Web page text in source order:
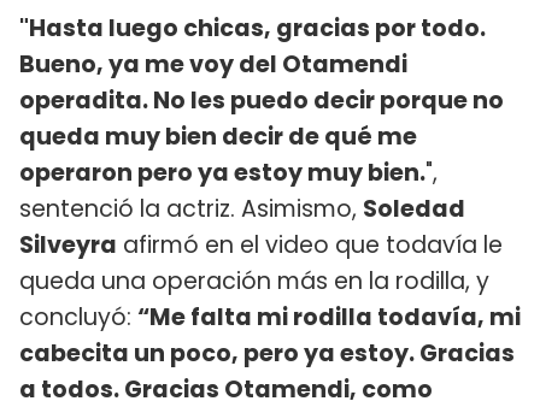
"Hasta luego chicas, gracias por todo.
Bueno, ya me voy del Otamendi
operadita. No les puedo decir porque no
queda muy bien decir de qué me
operaron pero ya estoy muy bien.",
sentenció la actriz. Asimismo, Soledad
Silveyra afirmó en el video que todavía le
queda una operación más en la rodilla, y
concluyó: “Me falta mi rodilla todavía, mi
cabecita un poco, pero ya estoy. Gracias
a todos. Gracias Otamendi, como